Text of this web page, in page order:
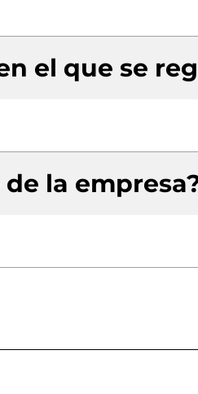
el que se
la